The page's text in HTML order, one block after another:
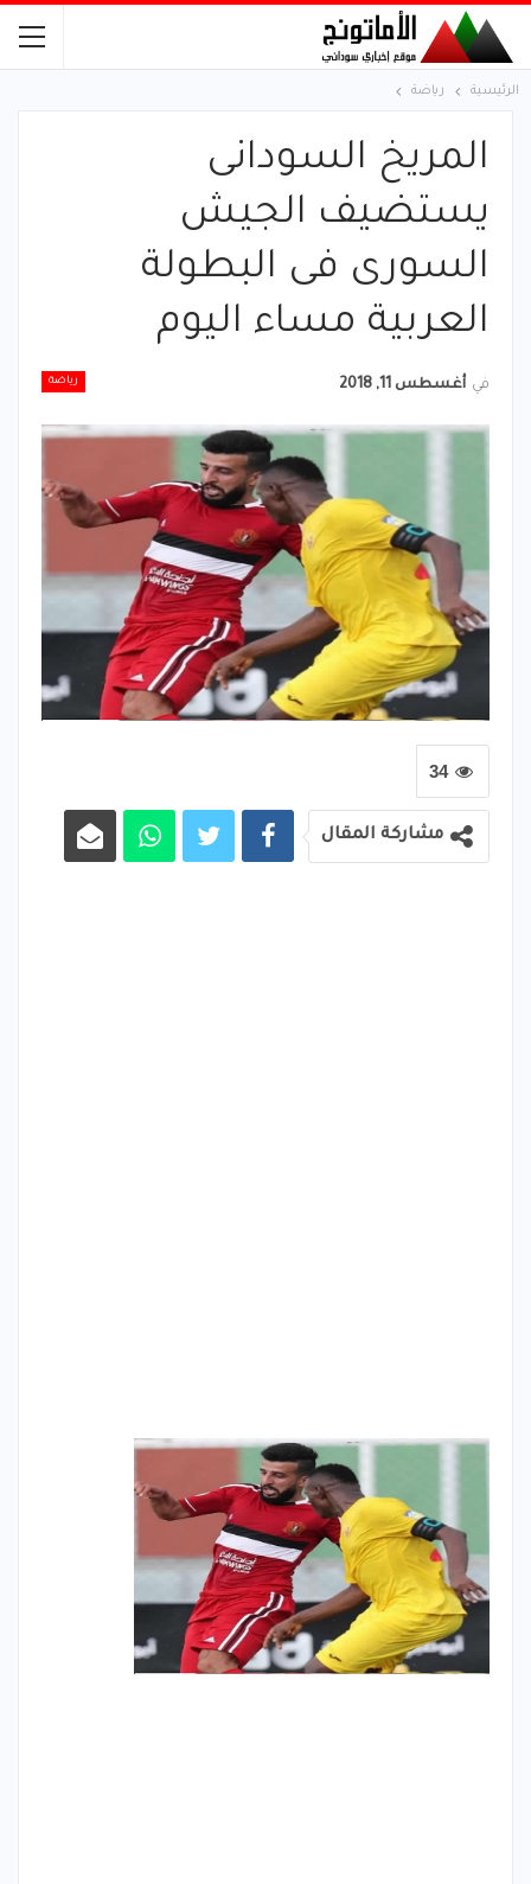
الرئيسية رياضة
المريخ السودانى
يستضيف الجيش
السورى فى البطولة
العربية مساء اليوم
رياضة في أغسطس 11, 2018
34
مشاركة المقال